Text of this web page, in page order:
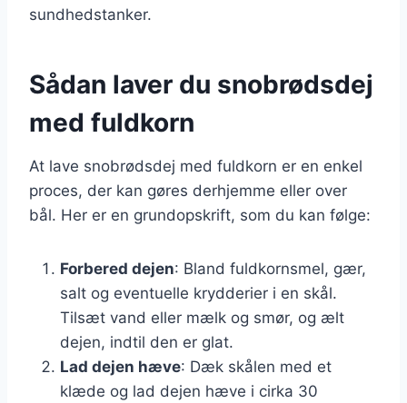
sundhedstanker.
Sådan laver du snobrødsdej
med fuldkorn
At lave snobrødsdej med fuldkorn er en enkel
proces, der kan gøres derhjemme eller over
bål. Her er en grundopskrift, som du kan følge:
Forbered dejen: Bland fuldkornsmel, gær,
salt og eventuelle krydderier i en skål.
Tilsæt vand eller mælk og smør, og ælt
dejen, indtil den er glat.
Lad dejen hæve: Dæk skålen med et
klæde og lad dejen hæve i cirka 30